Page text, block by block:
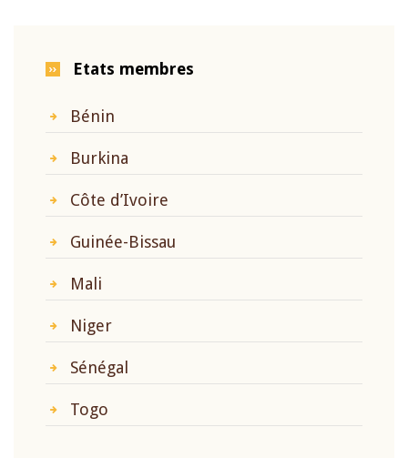
Etats membres
Bénin
Burkina
Côte d’Ivoire
Guinée-Bissau
Mali
Niger
Sénégal
Togo